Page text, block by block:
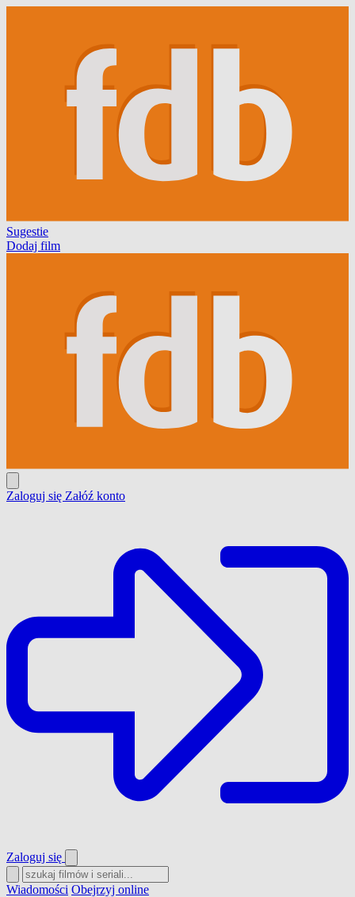
Sugestie
Dodaj film
Zaloguj się Załóź konto
Zaloguj się
Wiadomości Obejrzyj online